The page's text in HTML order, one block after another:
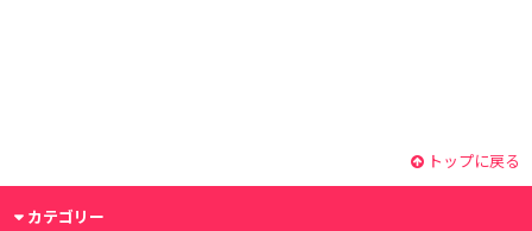
トップに戻る
カテゴリー